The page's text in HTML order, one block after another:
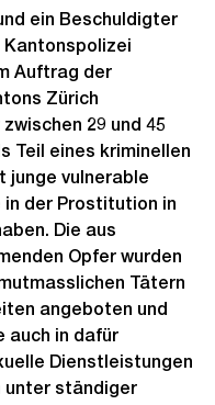
ein Beschuldigter
Kantonspolizei
Auftrag der
Zürich
29 und 45
Teil eines kriminellen
junge vulnerable
in der Prostitution in
Die aus
Opfer wurden
Tätern
angeboten und
auch in dafür
Dienstleistungen
unter ständiger